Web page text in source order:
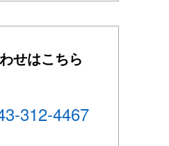
せはこちら
312-4467